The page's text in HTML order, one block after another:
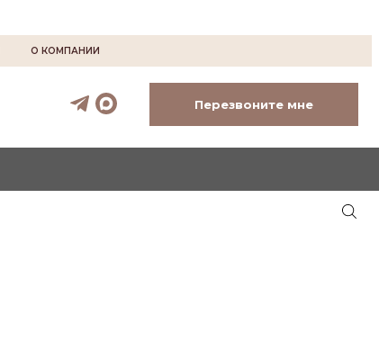
О КОМПАНИИ
Перезвоните мне